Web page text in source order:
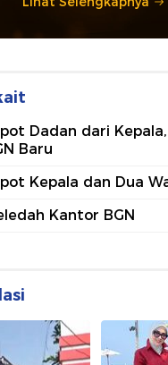
Dadan dari
Baru
Kepala dan Dua
Kantor BGN